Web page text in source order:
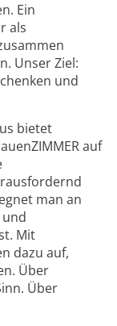
Ein
als
Unser Ziel:
und
bietet
auf
man an
Mit
dazu auf,
Über
Über